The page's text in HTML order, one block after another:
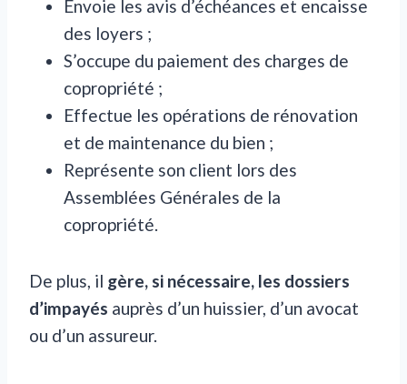
Envoie les avis d’échéances et encaisse
des loyers ;
S’occupe du paiement des charges de
copropriété ;
Effectue les opérations de rénovation
et de maintenance du bien ;
Représente son client lors des
Assemblées Générales de la
copropriété.
De plus, il gère, si nécessaire, les dossiers
d’impayés auprès d’un huissier, d’un avocat
ou d’un assureur.